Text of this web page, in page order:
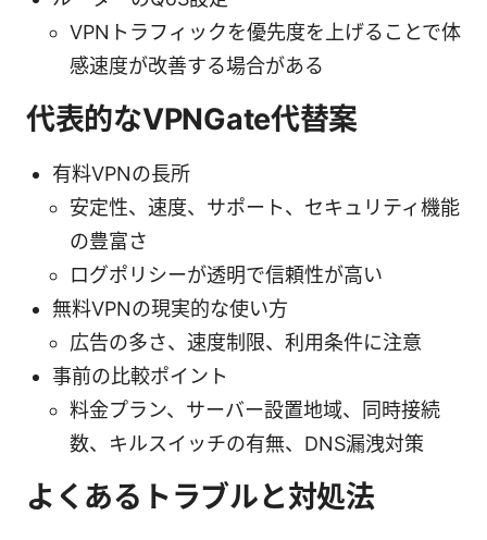
VPNトラフィックを優先度を上げることで体
感速度が改善する場合がある
代表的なVPNGate代替案
有料VPNの長所
安定性、速度、サポート、セキュリティ機能
の豊富さ
ログポリシーが透明で信頼性が高い
無料VPNの現実的な使い方
広告の多さ、速度制限、利用条件に注意
事前の比較ポイント
料金プラン、サーバー設置地域、同時接続
数、キルスイッチの有無、DNS漏洩対策
よくあるトラブルと対処法